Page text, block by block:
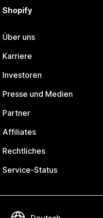
Shopify
Über uns
Karriere
Investoren
Presse und Medien
Partner
Affiliates
Rechtliches
Service-Status